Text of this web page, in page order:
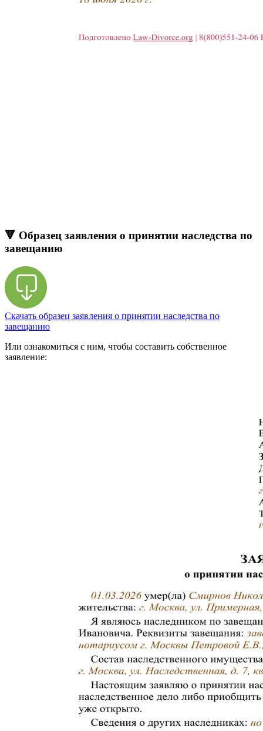
🔻 Образец заявления о принятии наследства по
завещанию
Скачать образец заявления о принятии наследства по
завещанию
Или ознакомиться с ним, чтобы составить собственное
заявление: